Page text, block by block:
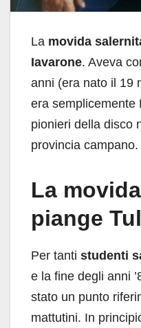
La movida
Iavarone. Aveva
anni (era nato il 19
era semplicemente
pionieri della disco
provincia campano.
La
piange
Per tanti studenti
e la fine degli anni
stato un punto
mattutini. In